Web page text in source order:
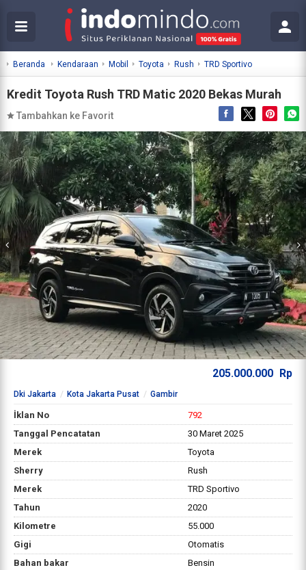
Beranda Kendaraan Mobil Toyota Rush TRD Sportivo
Kredit Toyota Rush TRD Matic 2020 Bekas Murah
Tambahkan ke Favorit
205.000.000 Rp
Dki Jakarta Kota Jakarta Pusat Gambir
İklan No
792
Tanggal Pencatatan
30 Maret 2025
Merek
Toyota
Sherry
Rush
Merek
TRD Sportivo
Tahun
2020
Kilometre
55.000
Gigi
Otomatis
Bahan bakar
Bensin